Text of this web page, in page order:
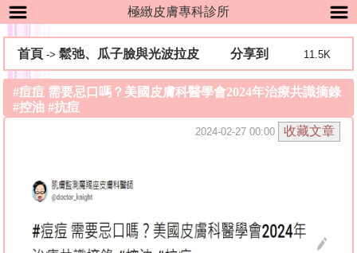
極緻皮膚專科診所
首頁 ->鬆弛、瓜子臉與光波拉皮 分享到 11.5K
#痘痘 需要忌口嗎？美國皮膚科醫學會2024年治療共識摘錄
#控油 #抗痘
2024-02-27 00:00